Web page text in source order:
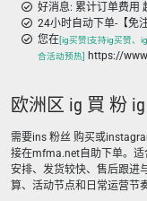
好消息: 累计订单费用
24小时自动下单-【免
您在[ig买赞|支持ig买赞、
合活动预热]
https://
欧洲区 ig 買 粉
需要ins 粉丝 购买或
接在mfma.net自助下单。
安排、发货较快、售后跟进
算、活动节点和日常运营节